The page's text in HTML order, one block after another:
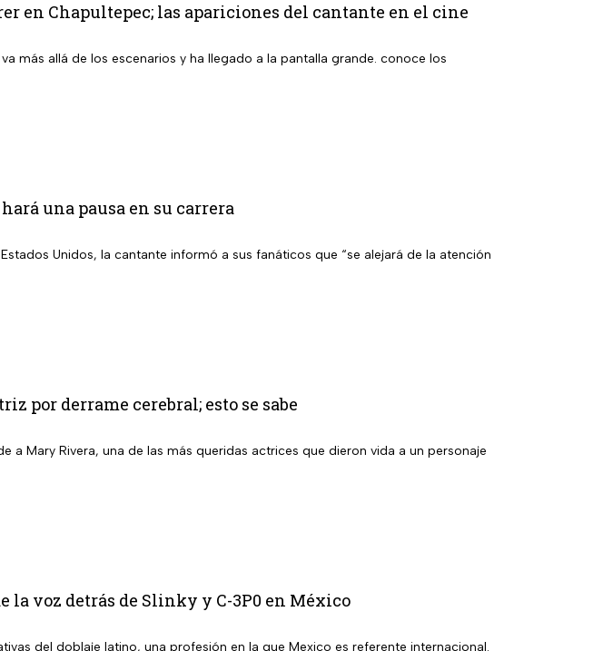
en Chapultepec; las apariciones del cantante en el cine
más allá de los escenarios y ha llegado a la pantalla grande. conoce los
una pausa en su carrera
Unidos, la cantante informó a sus fanáticos que “se alejará de la atención
por derrame cerebral; esto se sabe
a Mary Rivera, una de las más queridas actrices que dieron vida a un personaje
la voz detrás de Slinky y C-3P0 en México
del doblaje latino, una profesión en la que Mexico es referente internacional.